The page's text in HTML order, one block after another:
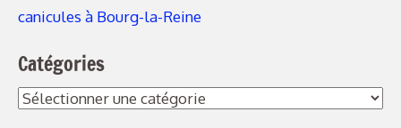
canicules à Bourg-la-Reine
Catégories